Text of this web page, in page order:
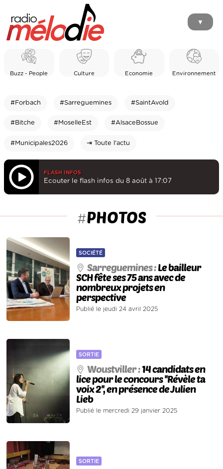
▼
Buzz - People Culture Economie Environnement
#Forbach #Sarreguemines #SaintAvold
#Bitche #MoselleEst #AlsaceBossue
#Municipales2026 ⇥ Toute l'actu
FLASH INFOS
Ecouter le flash infos du 8 août à 17:07
#PHOTOS
SOCIÉTÉ
Sarreguemines :Le bailleur
SCH fête ses 75 ans avec de
nombreux projets en
perspective
Publié le jeudi 24 avril 2025
SORTIE
Woustviller :14 candidats en
lice pour le concours ''Révèle ta
voix 2'', en présence de Julien
Lieb
Publié le mercredi 29 janvier 2025
SORTIE